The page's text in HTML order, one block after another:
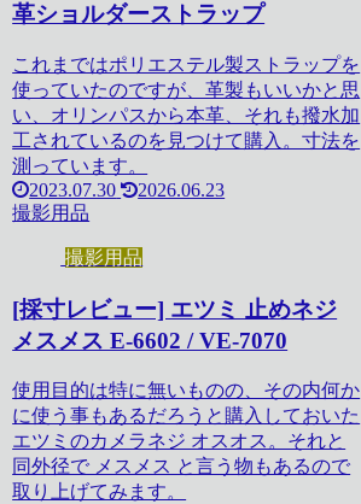
革ショルダーストラップ
これまではポリエステル製ストラップを
使っていたのですが、革製もいいかと思
い、オリンパスから本革、それも撥水加
工されているのを見つけて購入。寸法を
測っています。
2023.07.30
2026.06.23
撮影用品
撮影用品
[採寸レビュー] エツミ 止めネジ
メスメス E-6602 / VE-7070
使用目的は特に無いものの、その内何か
に使う事もあるだろうと購入しておいた
エツミのカメラネジ オスオス。それと
同外径で メスメス と言う物もあるので
取り上げてみます。